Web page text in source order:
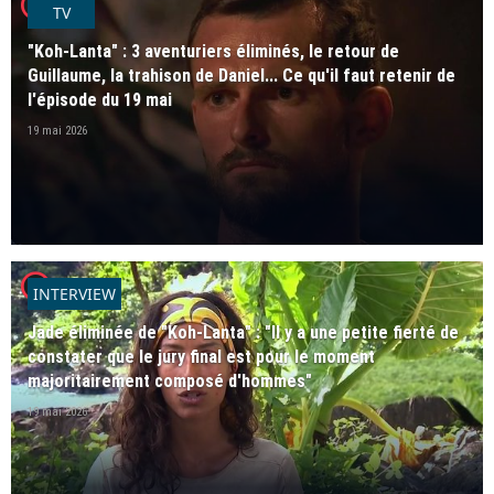
TV
"Koh-Lanta" : 3 aventuriers éliminés, le retour de
Guillaume, la trahison de Daniel... Ce qu'il faut retenir de
l'épisode du 19 mai
19 mai 2026
player2INTERVIEW
Jade éliminée de "Koh-Lanta" : "Il y a une petite fierté de
constater que le jury final est pour le moment
majoritairement composé d'hommes"
19 mai 2026